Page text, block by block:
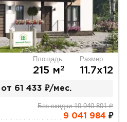
Площадь
215 м2
Размер
11.7х12
от 61 433 ₽/мес.
Без скидки 10 940 801 ₽
9 041 984 ₽